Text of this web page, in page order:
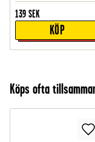
139 SEK
KÖP
Köps ofta